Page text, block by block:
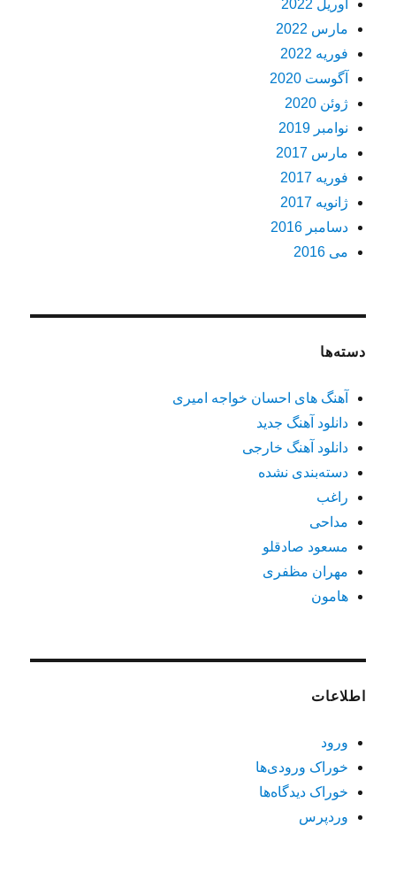
آوریل 2022
مارس 2022
فوریه 2022
آگوست 2020
ژوئن 2020
نوامبر 2019
مارس 2017
فوریه 2017
ژانویه 2017
دسامبر 2016
می 2016
دسته‌ها
آهنگ های احسان خواجه امیری
دانلود آهنگ جدید
دانلود آهنگ خارجی
دسته‌بندی نشده
راغب
مداحی
مسعود صادقلو
مهران مظفری
هامون
اطلاعات
ورود
خوراک ورودی‌ها
خوراک دیدگاه‌ها
وردپرس